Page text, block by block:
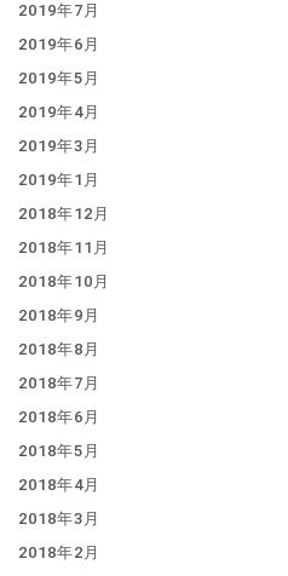
2019年7月
2019年6月
2019年5月
2019年4月
2019年3月
2019年1月
2018年12月
2018年11月
2018年10月
2018年9月
2018年8月
2018年7月
2018年6月
2018年5月
2018年4月
2018年3月
2018年2月